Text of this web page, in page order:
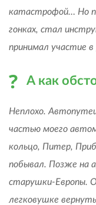
катастрофой… Но
гонках, стал
принимал участие в
А как
Неплохо.
частью моего
кольцо, Питер,
побывал. Позже на
старушки-Европы.
легковушке